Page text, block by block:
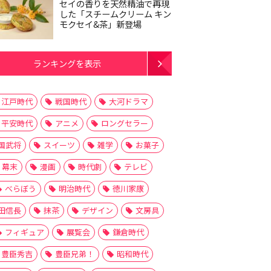
セイの香りを天然精油で再現
した「スチームクリーム キン
モクセイ&茶」新登場
ランキングを表示
江戸時代 戦国時代
大河ドラマ
平安時代
アニメ
ロングセラー
武将
スイーツ 雑学
お菓子
幕末
漫画 時代劇
テレビ
べらぼう
明治時代
徳川家康
信長
抹茶 デザイン
文房具
フィギュア
展覧会
鎌倉時代
豊臣秀吉
豊臣兄弟！
昭和時代